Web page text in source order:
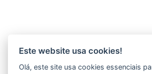
Este website usa cookies!
Olá, este site usa cookies essenciais